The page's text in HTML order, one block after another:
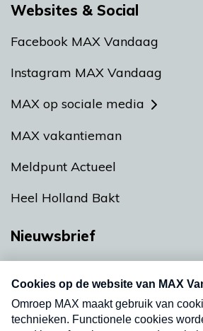
Websites & Social
Facebook MAX Vandaag
Instagram MAX Vandaag
MAX op sociale media
MAX vakantieman
Meldpunt Actueel
Heel Holland Bakt
Nieuwsbrief
nieuwsbrief. Elke vrijdag- en
uw mailbox.